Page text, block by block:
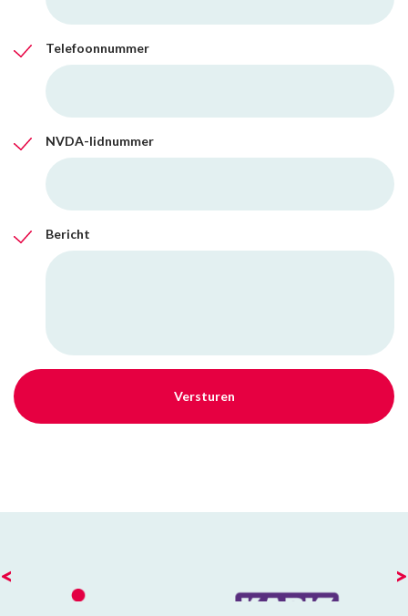
Telefoonnummer
NVDA-lidnummer
Bericht
< >